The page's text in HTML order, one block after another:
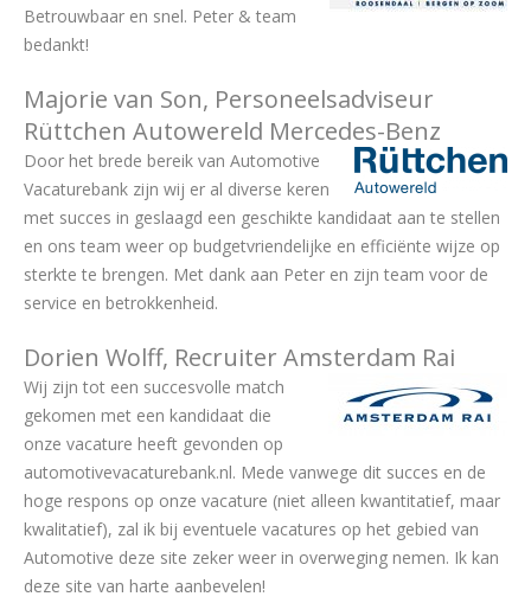
Betrouwbaar en snel. Peter & team
bedankt!
Majorie van Son, Personeelsadviseur
Rüttchen Autowereld Mercedes-Benz
Door het brede bereik van Automotive
Vacaturebank zijn wij er al diverse keren
met succes in geslaagd een geschikte kandidaat aan te stellen
en ons team weer op budgetvriendelijke en efficiënte wijze op
sterkte te brengen. Met dank aan Peter en zijn team voor de
service en betrokkenheid.
Dorien Wolff, Recruiter Amsterdam Rai
Wij zijn tot een succesvolle match
gekomen met een kandidaat die
onze vacature heeft gevonden op
automotivevacaturebank.nl. Mede vanwege dit succes en de
hoge respons op onze vacature (niet alleen kwantitatief, maar
kwalitatief), zal ik bij eventuele vacatures op het gebied van
Automotive deze site zeker weer in overweging nemen. Ik kan
deze site van harte aanbevelen!